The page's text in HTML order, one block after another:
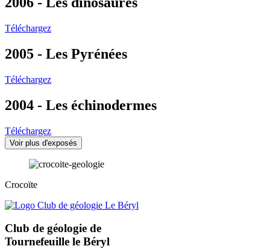
Téléchargez
2005 - Les Pyrénées
Téléchargez
2004 - Les échinodermes
Téléchargez
Voir plus d'exposés
Crocoïte
Club de géologie de
Tournefeuille le Béryl